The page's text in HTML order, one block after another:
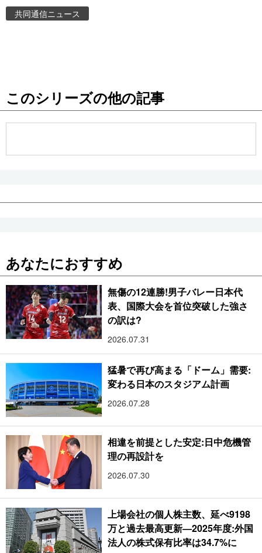
People
公式SNS
共同通信ニュース
このシリーズの他の記事
あなたにおすすめ
無傷の12連勝!男子バレー日本代
表、国際大会を首位突破した強さ
の訳は?
2026.07.31
猛暑で再び高まる「ドーム」需要:
変わる日本のスタジアム計画
2026.07.28
相違を前提とした安定:日中危機管
理の再設計を
2026.07.30
上場会社の個人株主数、延べ9198
万と過去最高更新―2025年度:外国
法人の株式保有比率は34.7%に